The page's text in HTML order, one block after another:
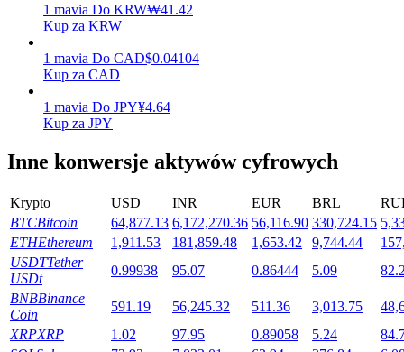
Stawianie
Launchpool
Elastyczne stawianie zakładów, aby zarabiać na popularnych
tokenach
1 mavia Do KRW₩41.42
Kup za KRW
1 mavia Do CAD$0.04104
Kup za CAD
1 mavia Do JPY¥4.64
Kup za JPY
Inne konwersje aktywów cyfrowych
Krypto USD INR EUR BRL
BTCBitcoin 64,877.13 6,172,270.36 56,116.90 330,724.15
ETHEthereum 1,911.53 181,859.48 1,653.42 9,744.44
USDTTether
USDt
0.99938 95.07 0.86444 5.09
BNBBinance
Coin
591.19 56,245.32 511.36 3,013.75
XRPXRP 1.02 97.95 0.89058 5.24